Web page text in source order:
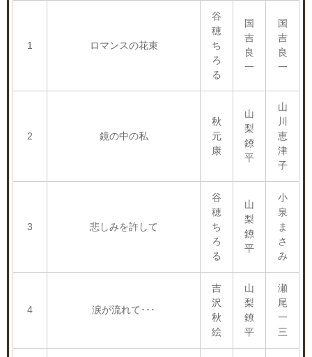
1 ロマンスの花束
谷
穂
ち
ろ
る
国
吉
良
一
国
吉
良
一
2 鏡の中の私
秋
元
康
山
梨
鐐
平
山
川
恵
津
子
3 悲しみを許して
谷
穂
ち
ろ
る
山
梨
鐐
平
小
泉
ま
さ
み
4 涙が流れて･･･
吉
沢
秋
絵
山
梨
鐐
平
瀬
尾
一
三